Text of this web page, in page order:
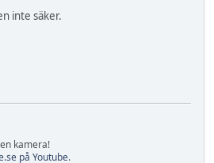
inte säker.
kamera!
på Youtube.